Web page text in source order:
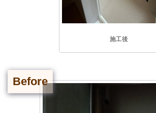
施工後
Before